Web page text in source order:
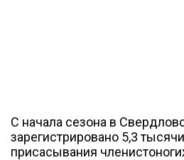
С начала сезона в
зарегистрировано 5,3
присасывания